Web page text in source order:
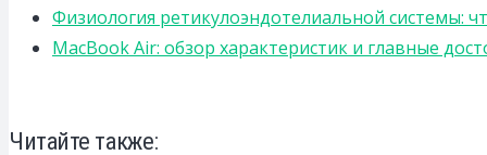
Физиология ретикулоэндотелиальной системы:
MacBook Air: обзор характеристик и главные
Читайте также: